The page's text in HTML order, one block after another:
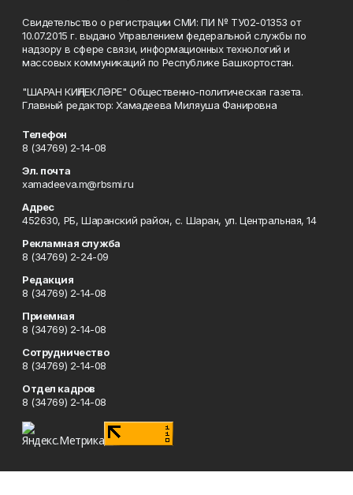
Свидетельство о регистрации СМИ: ПИ № ТУ02-01353 от
10.07.2015 г. выдано Управлением федеральной службы по
надзору в сфере связи, информационных технологий и
массовых коммуникаций по Республике Башкортостан.
"ШАРАН КИҢЛЕКЛӘРЕ" Общественно-политическая газета.
Главный редактор: Хамадеева Миляуша Фанировна
Телефон
8 (34769) 2-14-08
Эл. почта
xamadeeva.m@rbsmi.ru
Адрес
452630, РБ, Шаранский район, с. Шаран, ул. Центральная, 14
Рекламная служба
8 (34769) 2-24-09
Редакция
8 (34769) 2-14-08
Приемная
8 (34769) 2-14-08
Сотрудничество
8 (34769) 2-14-08
Отдел кадров
8 (34769) 2-14-08